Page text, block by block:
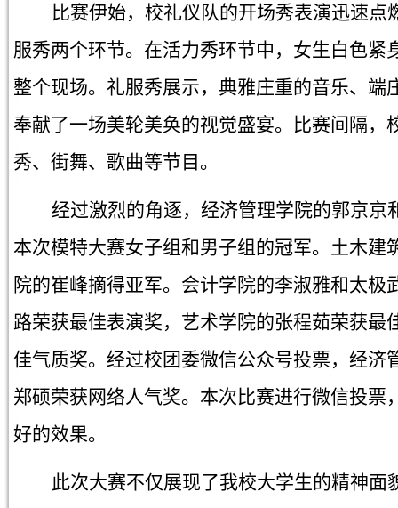
比赛伊始，校礼仪队的开场秀表演迅速
服秀两个环节。在活力秀环节中，女生白色
整个现场。礼服秀展示，典雅庄重的音乐、
奉献了一场美轮美奂的视觉盛宴。比赛间隔
秀、街舞、歌曲等节目。
经过激烈的角逐， 经济管理学院的郭京京
本次模特大赛女子组和男子组的冠军。 土木建
院的崔峰摘得亚军。 会计学院的李淑雅和太极
路荣获最佳表演奖， 艺术学院的张程茹荣获最
佳气质奖。经过校团委微信公众号投票， 经济
郑硕荣获网络人气奖。 本次比赛进行微信投票
好的效果。
此次大赛不仅展现了我校大学生的精神面